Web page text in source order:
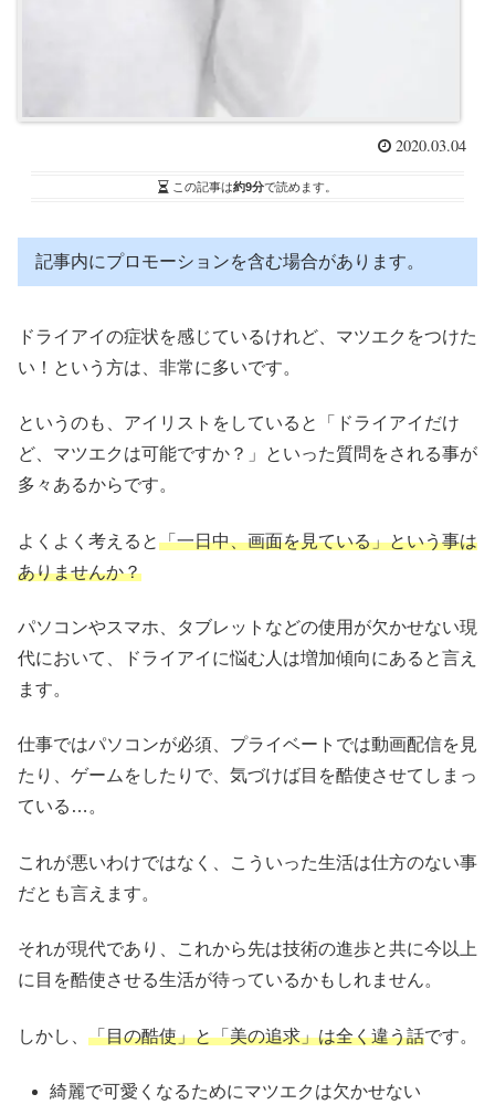
2020.03.04
この記事は約9分で読めます。
記事内にプロモーションを含む場合があります。
ドライアイの症状を感じているけれど、マツエクをつけた
い！という方は、非常に多いです。
というのも、アイリストをしていると「ドライアイだけ
ど、マツエクは可能ですか？」といった質問をされる事が
多々あるからです。
よくよく考えると「一日中、画面を見ている」という事は
ありませんか？
パソコンやスマホ、タブレットなどの使用が欠かせない現
代において、ドライアイに悩む人は増加傾向にあると言え
ます。
仕事ではパソコンが必須、プライベートでは動画配信を見
たり、ゲームをしたりで、気づけば目を酷使させてしまっ
ている…。
これが悪いわけではなく、こういった生活は仕方のない事
だとも言えます。
それが現代であり、これから先は技術の進歩と共に今以上
に目を酷使させる生活が待っているかもしれません。
しかし、 「目の酷使」と「美の追求」は全く違う話です。
綺麗で可愛くなるためにマツエクは欠かせない